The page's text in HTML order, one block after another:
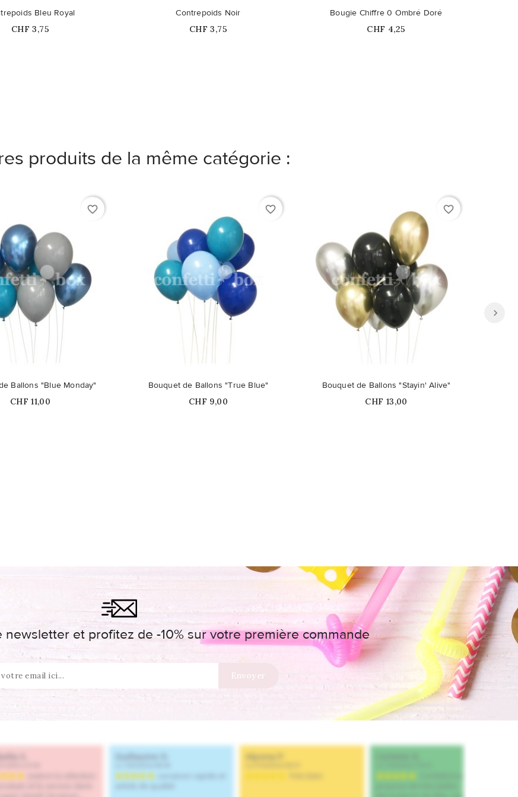
Bleu Royal
Prix
CHF 3,75
Contrepoids Noir
Prix
CHF 3,75
Bougie Chiffre 0 Ombré Doré
Prix
CHF 4,25
produits de la même catégorie :
favorite_border
Ballons "Blue Monday"
Prix
CHF 11,00
Ce produit n'est plus disponible en
stock
favorite_border
Bouquet de Ballons "True Blue"
Prix
CHF 9,00
favorite_border
Bouquet de Ballons "Stayin' Alive"
Prix
CHF 13,00
et profitez de -10% sur votre première commande